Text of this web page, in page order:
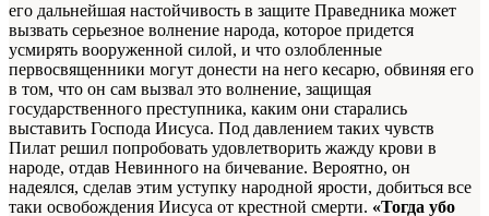
его дальнейшая настойчивость в защите Праведника может
вызвать серьезное волнение народа, которое придется
усмирять вооруженной силой, и что озлобленные
первосвященники могут донести на него кесарю, обвиняя его
в том, что он сам вызвал это волнение, защищая
государственного преступника, каким они старались
выставить Господа Иисуса. Под давлением таких чувств
Пилат решил попробовать удовлетворить жажду крови в
народе, отдав Невинного на бичевание. Вероятно, он
надеялся, сделав этим уступку народной ярости, добиться все
таки освобождения Иисуса от крестной смерти. «Тогда убо